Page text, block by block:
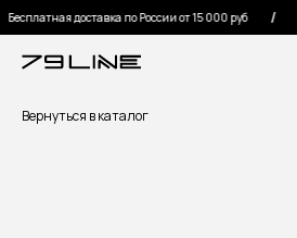
Бесплатная доставка по России от 15 000 руб
Вернуться в каталог